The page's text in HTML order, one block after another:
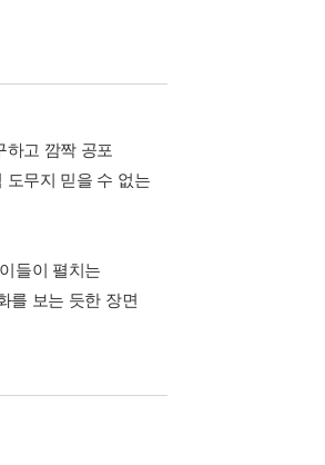
고 깜짝 공포
도무지 믿을 수 없는
들이 펼치는
를 보는 듯한 장면